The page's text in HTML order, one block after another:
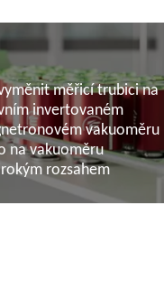
měřicí trubici na
invertovaném
vakuoměru
na vakuoměru
rozsahem